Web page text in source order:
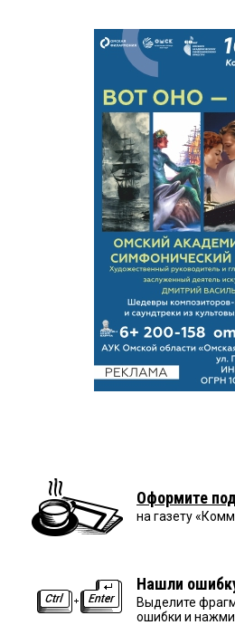
Оформите
на газету
Нашли
Выделите
ошибки и